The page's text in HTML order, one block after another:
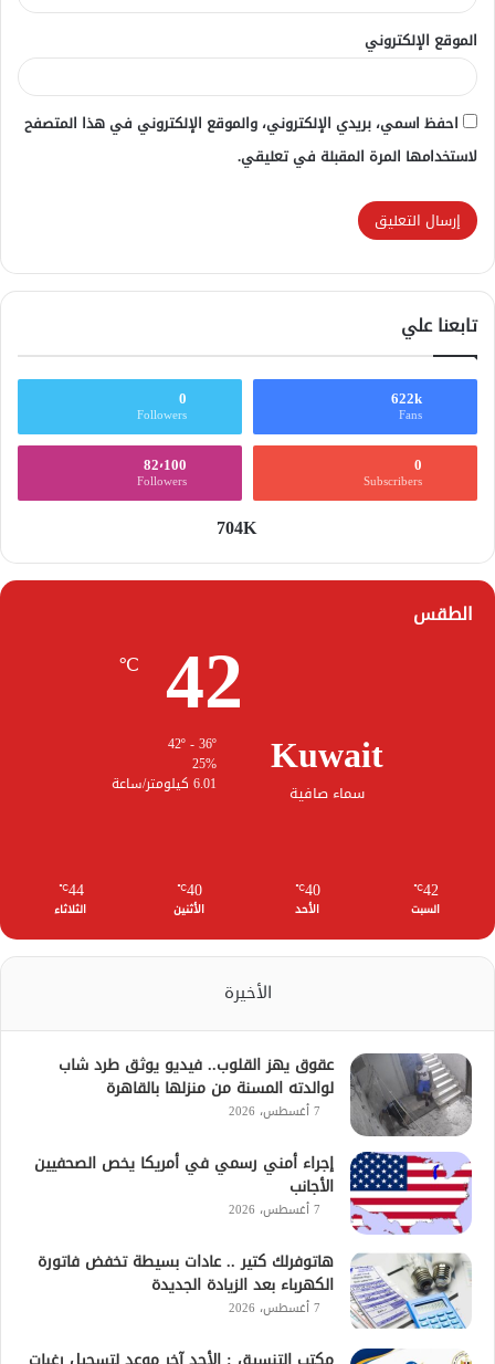
الموقع الإلكتروني
احفظ اسمي، بريدي الإلكتروني، والموقع الإلكتروني في هذا المتصفح
لاستخدامها المرة المقبلة في تعليقي.
تابعنا علي
622k
Fans
0
Followers
0
Subscribers
82٬100
Followers
704K
الطقس
Kuwait
سماء صافية
42
℃
25%
6.01 كيلومتر/ساعة
42
℃
السبت
40
℃
الأحد
40
℃
الأثنين
44
℃
الثلاثاء
الأخيرة
عقوق يهز القلوب.. فيديو يوثق طرد شاب
لوالدته المسنة من منزلها بالقاهرة
7 أغسطس، 2026
إجراء أمني رسمي في أمريكا يخص الصحفيين
الأجانب
7 أغسطس، 2026
هاتوفرلك كتير .. عادات بسيطة تخفض فاتورة
الكهرباء بعد الزيادة الجديدة
7 أغسطس، 2026